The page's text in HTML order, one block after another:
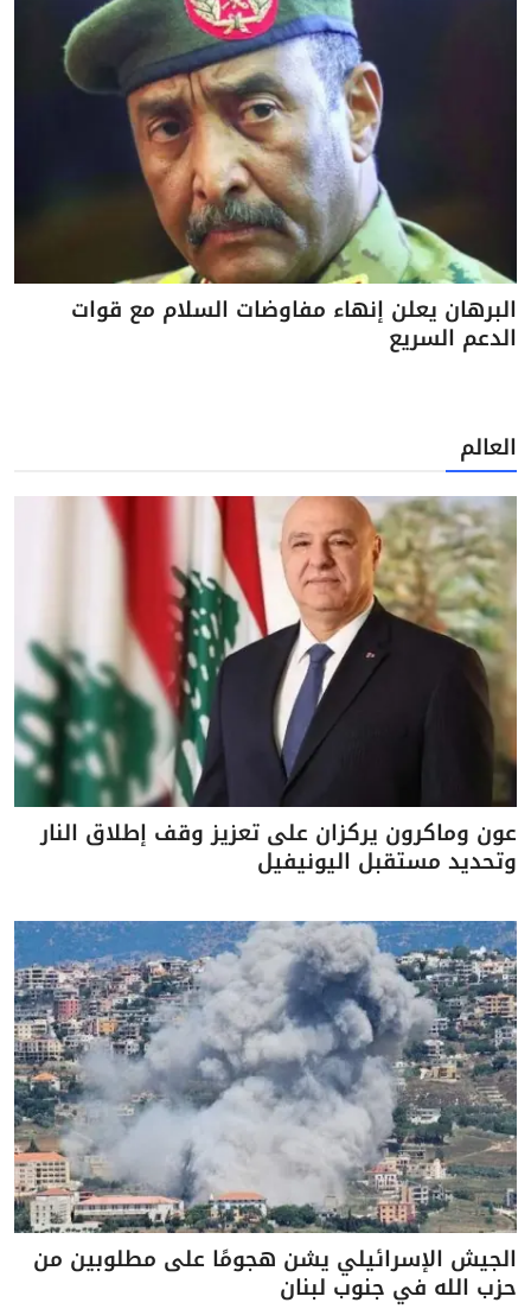
البرهان يعلن إنهاء مفاوضات السلام مع قوات
الدعم السريع
العالم
عون وماكرون يركزان على تعزيز وقف إطلاق النار
وتحديد مستقبل اليونيفيل
الجيش الإسرائيلي يشن هجومًا على مطلوبين من
حزب الله في جنوب لبنان